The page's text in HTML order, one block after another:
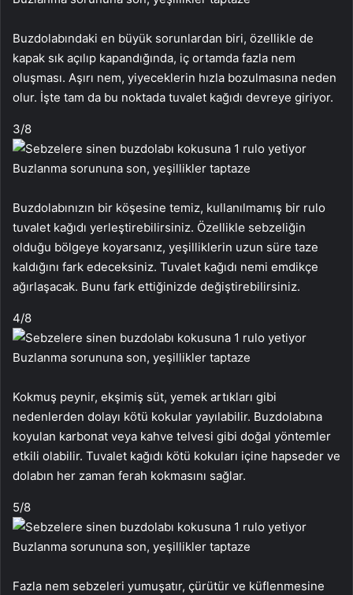
Buzdolabındaki en büyük sorunlardan biri, özellikle de
kapak sık açılıp kapandığında, iç ortamda fazla nem
oluşması. Aşırı nem, yiyeceklerin hızla bozulmasına neden
olur. İşte tam da bu noktada tuvalet kağıdı devreye giriyor.
3/8
Buzdolabınızın bir köşesine temiz, kullanılmamış bir rulo
tuvalet kağıdı yerleştirebilirsiniz. Özellikle sebzeliğin
olduğu bölgeye koyarsanız, yeşilliklerin uzun süre taze
kaldığını fark edeceksiniz. Tuvalet kağıdı nemi emdikçe
ağırlaşacak. Bunu fark ettiğinizde değiştirebilirsiniz.
4/8
Kokmuş peynir, ekşimiş süt, yemek artıkları gibi
nedenlerden dolayı kötü kokular yayılabilir. Buzdolabına
koyulan karbonat veya kahve telvesi gibi doğal yöntemler
etkili olabilir. Tuvalet kağıdı kötü kokuları içine hapseder ve
dolabın her zaman ferah kokmasını sağlar.
5/8
Fazla nem sebzeleri yumuşatır, çürütür ve küflenmesine